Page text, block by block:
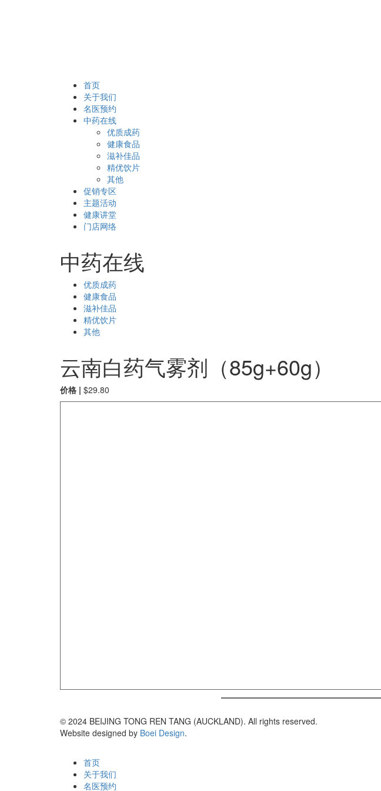
首页
关于我们
名医预约
中药在线
优质成药
健康食品
滋补佳品
精优饮片
其他
促销专区
主题活动
健康讲堂
门店网络
中药在线
优质成药
健康食品
滋补佳品
精优饮片
其他
云南白药气雾剂（85g+60g）
价格 | $29.80
© 2024 BEIJING TONG REN TANG (AUCKLAND). All rights reserved.
Website designed by Boei Design.
首页
关于我们
名医预约